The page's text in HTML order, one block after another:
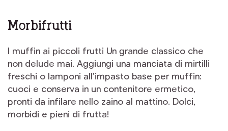
Morbifrutti
I muffin ai piccoli frutti Un grande classico che
non delude mai. Aggiungi una manciata di mirtilli
freschi o lamponi all’impasto base per muffin:
cuoci e conserva in un contenitore ermetico,
pronti da infilare nello zaino al mattino. Dolci,
morbidi e pieni di frutta!